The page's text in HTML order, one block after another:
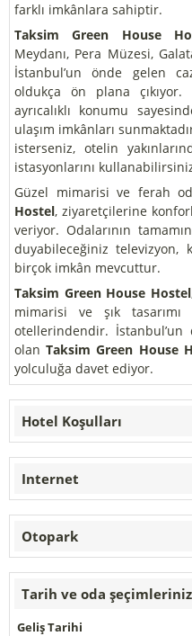
farklı imkânlara sahiptir.
Taksim Green House
Meydanı, Pera Müzesi,
İstanbul’un önde gelen
oldukça ön plana çıkıyor.
ayrıcalıklı konumu
ulaşım imkânları
isterseniz, otelin
istasyonlarını
Güzel mimarisi ve ferah
Hostel, ziyaretçilerine
veriyor. Odalarının
duyabileceğiniz televizyon,
birçok imkân mevcuttur.
Taksim Green House Hostel
mimarisi ve şık
otellerindendir. İstanbul’un
olan Taksim Green House
yolculuğa davet ediyor.
Hotel Koşulları
Internet
Otopark
Tarih ve oda
Geliş Tarihi